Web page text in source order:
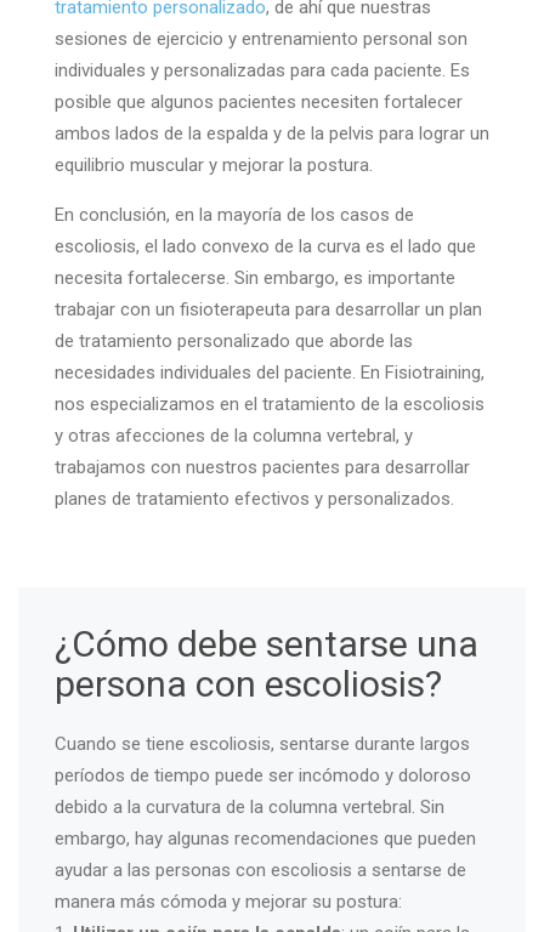
tratamiento personalizado, de ahí que nuestras
sesiones de ejercicio y entrenamiento personal son
individuales y personalizadas para cada paciente. Es
posible que algunos pacientes necesiten fortalecer
ambos lados de la espalda y de la pelvis para lograr un
equilibrio muscular y mejorar la postura.
En conclusión, en la mayoría de los casos de
escoliosis, el lado convexo de la curva es el lado que
necesita fortalecerse. Sin embargo, es importante
trabajar con un fisioterapeuta para desarrollar un plan
de tratamiento personalizado que aborde las
necesidades individuales del paciente. En Fisiotraining,
nos especializamos en el tratamiento de la escoliosis
y otras afecciones de la columna vertebral, y
trabajamos con nuestros pacientes para desarrollar
planes de tratamiento efectivos y personalizados.
¿Cómo debe sentarse una
persona con escoliosis?
Cuando se tiene escoliosis, sentarse durante largos
períodos de tiempo puede ser incómodo y doloroso
debido a la curvatura de la columna vertebral. Sin
embargo, hay algunas recomendaciones que pueden
ayudar a las personas con escoliosis a sentarse de
manera más cómoda y mejorar su postura: